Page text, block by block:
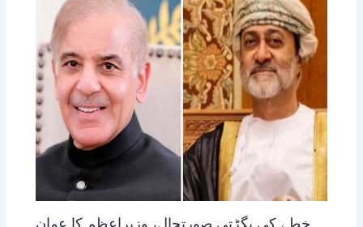
خطے کی بگڑتی صورتحال، وزیراعظم کا عمان